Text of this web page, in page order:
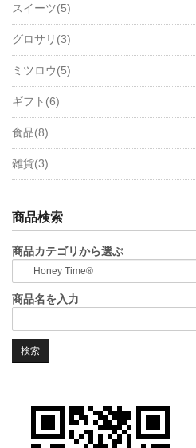
スイーツ(5)
グロサリ(3)
ミツロウ(5)
ギフト(6)
食品(8)
雑貨(3)
商品検索
商品カテゴリから選ぶ
商品名を入力